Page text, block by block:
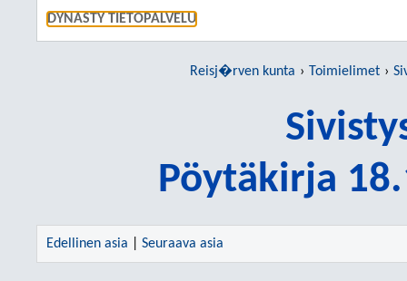
DYNASTY TIETOPALVELU
Reisj�rven kunta Toimielimet
Pöytäkirja
Edellinen asia Seuraava asia